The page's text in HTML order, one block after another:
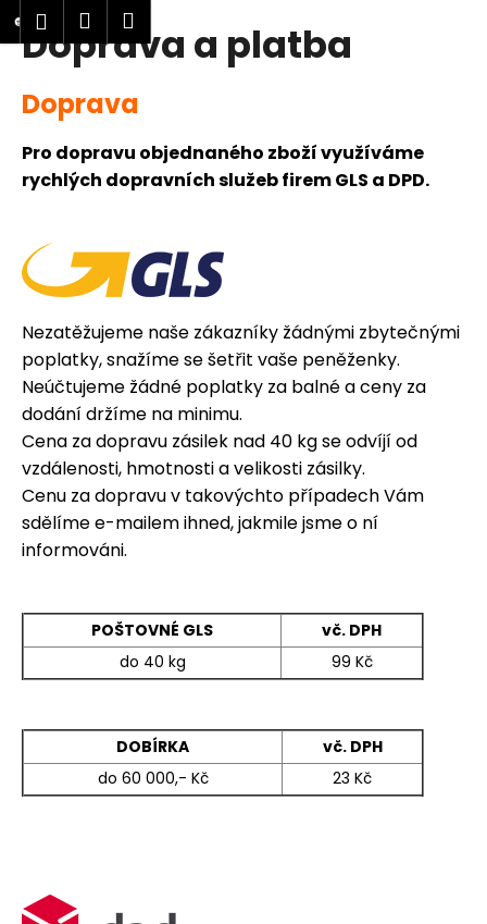
Přejít
na
obsah
Přihlášení
Nákupní
košík
Doprava a platba
Doprava
Pro dopravu objednaného zboží využíváme
rychlých dopravních služeb firem GLS a DPD.
Nezatěžujeme naše zákazníky žádnými zbytečnými
poplatky, snažíme se šetřit vaše peněženky.
Neúčtujeme žádné poplatky za balné a ceny za
dodání držíme na minimu.
Cena za dopravu zásilek nad 40 kg se odvíjí od
vzdálenosti, hmotnosti a velikosti zásilky.
Cenu za dopravu v takovýchto případech Vám
sdělíme e-mailem ihned, jakmile jsme o ní
informováni.
POŠTOVNÉ GLS
vč. DPH
do 40 kg
99 Kč
DOBÍRKA
vč. DPH
do 60 000,- Kč
23 Kč
K
o Zpět
Zpět
C
o
p
ř
e
b
u
j
e
t
e
n
a
j
o